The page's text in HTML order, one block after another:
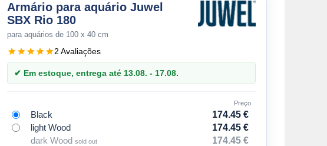
Armário para aquário Juwel
SBX Rio 180
para aquários de 100 x 40 cm
2 Avaliações
✔ Em estoque, entrega até 13.08. - 17.08.
Preço
Black
174.45 €
light Wood
174.45 €
dark Wood sold out
174.45 €